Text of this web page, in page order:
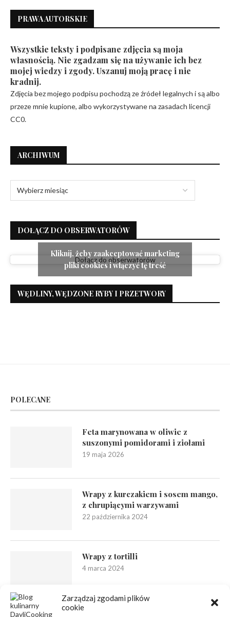
Zarządzaj zgodami plików
cookie
PRAWA AUTORSKIE
Wszystkie teksty i podpisane zdjęcia są moja
własnością. Nie zgadzam się na używanie ich bez
mojej wiedzy i zgody. Uszanuj moją pracę i nie
kradnij.
Zdjęcia bez mojego podpisu pochodzą ze źródeł legalnych i są albo
przeze mnie kupione, albo wykorzystywane na zasadach licencji
CC0.
ARCHIWUM
DOŁĄCZ DO OBSERWATORÓW
Dołącz do obserwatorów
Kliknij, żeby zaakceptować marketing
pliki cookies i włączyć tę treść
WĘDLINY, WĘDZONE RYBY I PRZETWORY
POLECANE
Feta marynowana w oliwie z
suszonymi pomidorami i ziołami
19 maja 2026
Wrapy z kurczakiem i sosem mango,
z chrupiącymi warzywami
22 października 2024
Wrapy z tortilli
4 marca 2024